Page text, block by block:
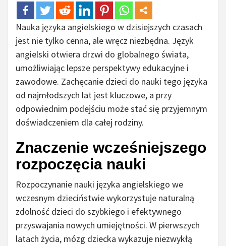
Nauka języka angielskiego w dzisiejszych czasach
jest nie tylko cenna, ale wręcz niezbędna. Język
angielski otwiera drzwi do globalnego świata,
umożliwiając lepsze perspektywy edukacyjne i
zawodowe. Zachęcanie dzieci do nauki tego języka
od najmłodszych lat jest kluczowe, a przy
odpowiednim podejściu może stać się przyjemnym
doświadczeniem dla całej rodziny.
Znaczenie wcześniejszego
rozpoczęcia nauki
Rozpoczynanie nauki języka angielskiego we
wczesnym dzieciństwie wykorzystuje naturalną
zdolność dzieci do szybkiego i efektywnego
przyswajania nowych umiejętności. W pierwszych
latach życia, mózg dziecka wykazuje niezwykłą